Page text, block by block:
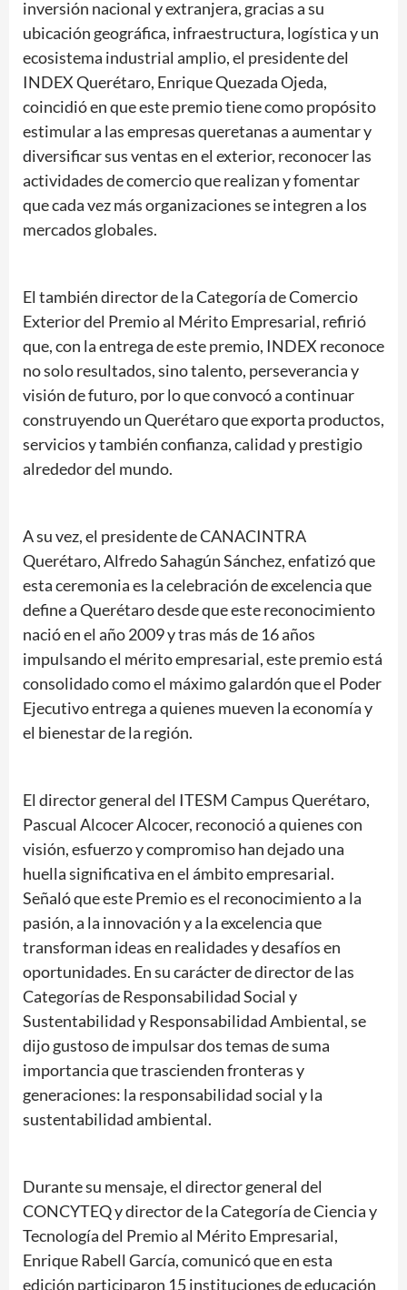
inversión nacional y extranjera, gracias a su
ubicación geográfica, infraestructura, logística y un
ecosistema industrial amplio, el presidente del
INDEX Querétaro, Enrique Quezada Ojeda,
coincidió en que este premio tiene como propósito
estimular a las empresas queretanas a aumentar y
diversificar sus ventas en el exterior, reconocer las
actividades de comercio que realizan y fomentar
que cada vez más organizaciones se integren a los
mercados globales.
El también director de la Categoría de Comercio
Exterior del Premio al Mérito Empresarial, refirió
que, con la entrega de este premio, INDEX reconoce
no solo resultados, sino talento, perseverancia y
visión de futuro, por lo que convocó a continuar
construyendo un Querétaro que exporta productos,
servicios y también confianza, calidad y prestigio
alrededor del mundo.
A su vez, el presidente de CANACINTRA
Querétaro, Alfredo Sahagún Sánchez, enfatizó que
esta ceremonia es la celebración de excelencia que
define a Querétaro desde que este reconocimiento
nació en el año 2009 y tras más de 16 años
impulsando el mérito empresarial, este premio está
consolidado como el máximo galardón que el Poder
Ejecutivo entrega a quienes mueven la economía y
el bienestar de la región.
El director general del ITESM Campus Querétaro,
Pascual Alcocer Alcocer, reconoció a quienes con
visión, esfuerzo y compromiso han dejado una
huella significativa en el ámbito empresarial.
Señaló que este Premio es el reconocimiento a la
pasión, a la innovación y a la excelencia que
transforman ideas en realidades y desafíos en
oportunidades. En su carácter de director de las
Categorías de Responsabilidad Social y
Sustentabilidad y Responsabilidad Ambiental, se
dijo gustoso de impulsar dos temas de suma
importancia que trascienden fronteras y
generaciones: la responsabilidad social y la
sustentabilidad ambiental.
Durante su mensaje, el director general del
CONCYTEQ y director de la Categoría de Ciencia y
Tecnología del Premio al Mérito Empresarial,
Enrique Rabell García, comunicó que en esta
edición participaron 15 instituciones de educación